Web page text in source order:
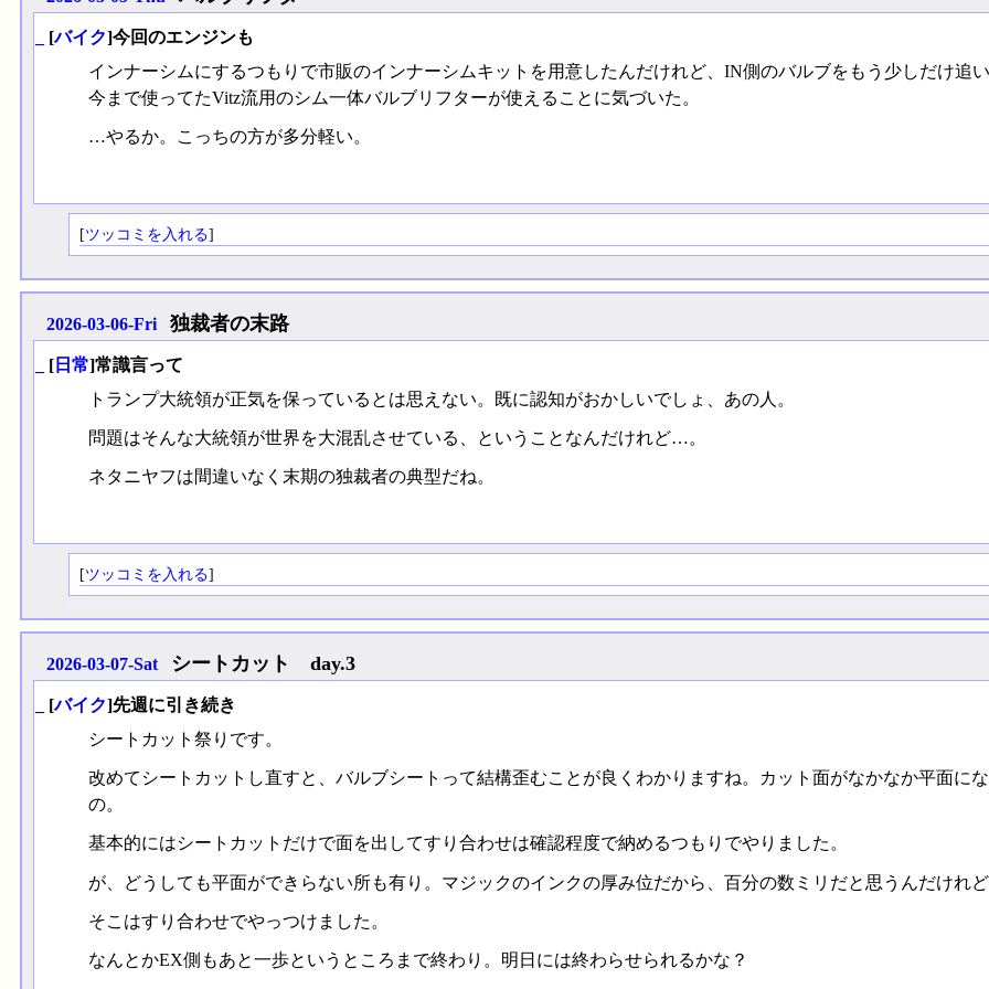
[バイク]今回のエンジンも
インナーシムにするつもりで市販のインナーシムキットを用意したんだけれど、IN側のバルブをもう少しだけ追い
今まで使ってたVitz流用のシム一体バルブリフターが使えることに気づいた。
…やるか。こっちの方が多分軽い。
[ツッコミを入れる]
2026-03-06-Fri 独裁者の末路
[日常]常識言って
トランプ大統領が正気を保っているとは思えない。既に認知がおかしいでしょ、あの人。
問題はそんな大統領が世界を大混乱させている、ということなんだけれど…。
ネタニヤフは間違いなく末期の独裁者の典型だね。
[ツッコミを入れる]
2026-03-07-Sat シートカット day.3
[バイク]先週に引き続き
シートカット祭りです。
改めてシートカットし直すと、バルブシートって結構歪むことが良くわかりますね。カット面がなかなか平面に
の。
基本的にはシートカットだけで面を出してすり合わせは確認程度で納めるつもりでやりました。
が、どうしても平面ができらない所も有り。マジックのインクの厚み位だから、百分の数ミリだと思うんだけれど
そこはすり合わせでやっつけました。
なんとかEX側もあと一歩というところまで終わり。明日には終わらせられるかな？